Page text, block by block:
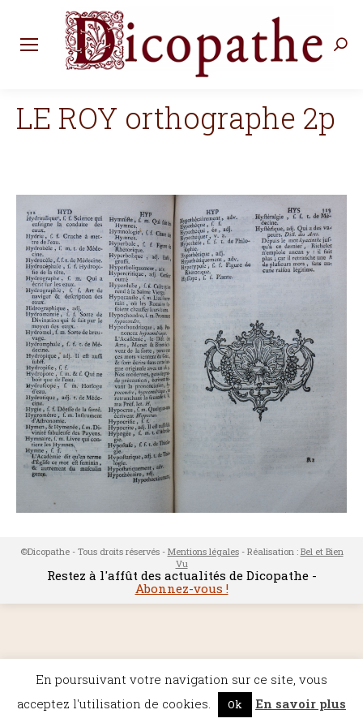
LE ROY orthographe 2p
©Dicopathe - Tous droits réservés - Mentions légales- Réalisation : Bel et Bien
Vu
Restez à l'affût des actualités de Dicopathe -
Abonnez-vous !
En poursuivant votre navigation sur ce site, vous
acceptez l'utilisation de cookies.
Ok En savoir plus